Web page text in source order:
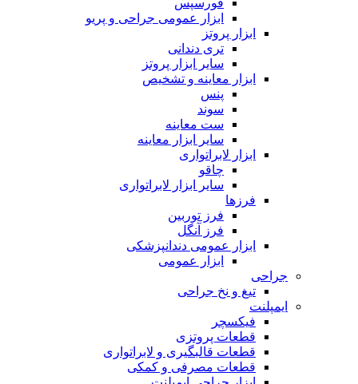
فورسپس
ابزار عمومی جراحی و پریو
ابزار پروتز
تری دندانی
سایر ابزار پروتز
ابزار معاینه و تشخیص
پنس
سوند
ست معاینه
سایر ابزار معاینه
ابزار لابراتواری
چاقو
سایر ابزار لابراتواری
فرزها
فرز توربین
فرز آنگل
ابزار عمومی دندانپزشکی
ابزار عمومی
جراحی
تیغ و نخ جراحی
ایمپلنت
فیکسچر
قطعات پروتزی
قطعات قالبگیری و لابراتواری
قطعات مصرفی و کمکی